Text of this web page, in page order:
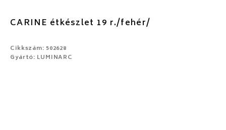
CARINE étkészlet 19 r./fehér/
Cikkszám: 502628
Gyártó: LUMINARC